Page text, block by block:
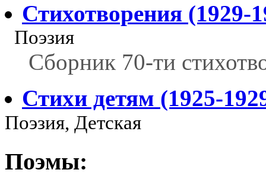
Стихотворения (1929-
Поэзия
Сборник 70-ти
Стихи детям (1925-
Поэзия, Детская
Поэмы: